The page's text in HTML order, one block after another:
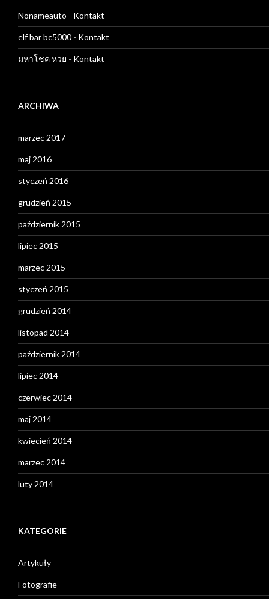
Nonameauto - Kontakt
elf bar bc5000 - Kontakt
มหาโชค หวย - Kontakt
ARCHIWA
marzec 2017
maj 2016
styczeń 2016
grudzień 2015
październik 2015
lipiec 2015
marzec 2015
styczeń 2015
grudzień 2014
listopad 2014
październik 2014
lipiec 2014
czerwiec 2014
maj 2014
kwiecień 2014
marzec 2014
luty 2014
KATEGORIE
Artykuły
Fotografie